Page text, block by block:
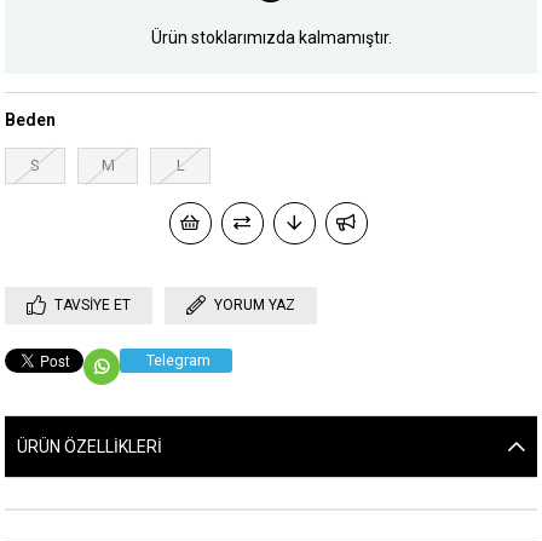
Ürün stoklarımızda kalmamıştır.
Beden
S M L
TAVSIYE ET YORUM YAZ
Telegram
ÜRÜN ÖZELLIKLERI